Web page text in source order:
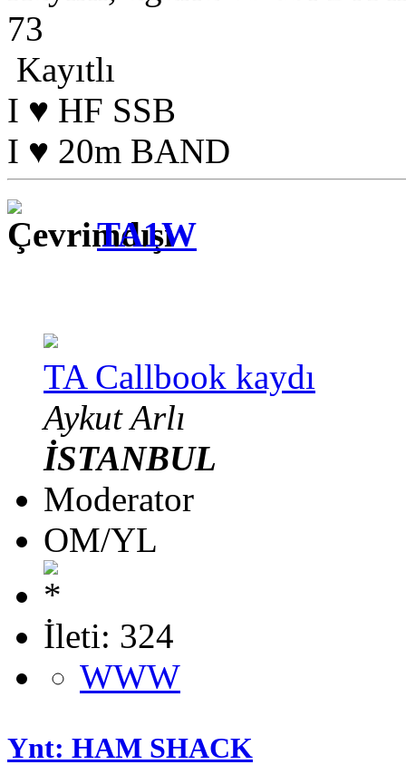
73
Kayıtlı
I ♥ HF SSB
I ♥ 20m BAND
TA1W
TA Callbook kaydı
Aykut Arlı
İSTANBUL
Moderator
OM/YL
İleti: 324
WWW
Ynt: HAM SHACK